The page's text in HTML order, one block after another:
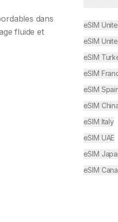
dans
fluide et
eSIM
eSIM
eSIM
eSIM
eSIM
eSIM
eSIM Italy
eSIM UAE
eSIM
eSIM